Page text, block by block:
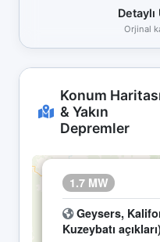
Detaylı
Orjinal
Konum
& Yakın
Depremler
1.7 MW
Geysers,
Kuzeybatı açıkları)